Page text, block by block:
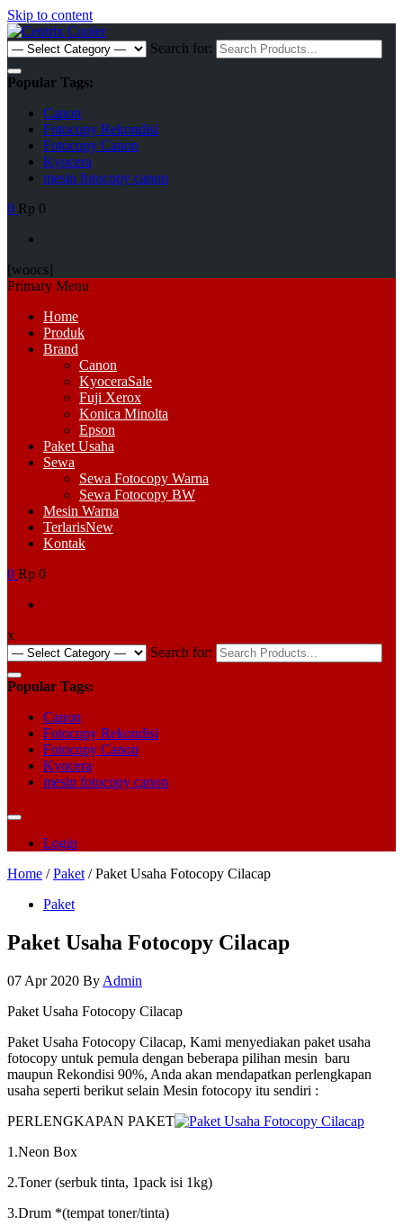
Skip to content
Search for:
Popular Tags:
Canon
Fotocopy Rekondisi
Fotocopy Canon
Kyocera
mesin fotocopy canon
0 Rp 0
[woocs]
Primary Menu
Home
Produk
Brand
Canon
KyoceraSale
Fuji Xerox
Konica Minolta
Epson
Paket Usaha
Sewa
Sewa Fotocopy Warna
Sewa Fotocopy BW
Mesin Warna
TerlarisNew
Kontak
0 Rp 0
x
Search for:
Popular Tags:
Canon
Fotocopy Rekondisi
Fotocopy Canon
Kyocera
mesin fotocopy canon
Login
Home /Paket / Paket Usaha Fotocopy Cilacap
Paket
Paket Usaha Fotocopy Cilacap
07 Apr 2020 By Admin
Paket Usaha Fotocopy Cilacap
Paket Usaha Fotocopy Cilacap, Kami menyediakan paket usaha
fotocopy untuk pemula dengan beberapa pilihan mesin baru
maupun Rekondisi 90%, Anda akan mendapatkan perlengkapan
usaha seperti berikut selain Mesin fotocopy itu sendiri :
PERLENGKAPAN PAKET
1.Neon Box
2.Toner (serbuk tinta, 1pack isi 1kg)
3.Drum *(tempat toner/tinta)